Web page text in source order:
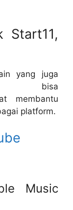
Start11,
yang juga
bisa
membantu
platform.
Music